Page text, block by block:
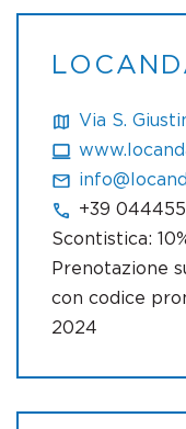
Via S.
+39
Scontistica:
Prenotazione
con codice
2024